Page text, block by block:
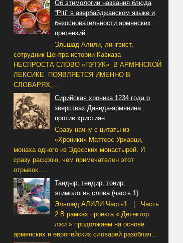
Об этимологии названия блюда
“Piti” в азербайджанском языке и
безосновательности армянских
претензий
Эльшад Алили, лингвист,
сотрудник Центра истории Кавказа
НЕСПРОСТА СЛОВО «ПУТУК» В АРМЯНСКОЙ
ЛЕКСИКЕ ПОЯВЛЯЕТСЯ ИМЕННО В
СЛОВАРЯХ,...
Сирийская хроника 1234 года о
зверствах Давида-армянина
против христиан
Сразу начну с цитаты из
«Хроники» Маттеос Урхаеци,
монаха одного из Эдесских монастырей. И
сразу раскрою, чем примечателен этот
отрывок....
Тандыр, тендир, тонир:
этимология слова (часть 1)
Эльшад АЛИЛИ Часть1 | Часть
2 В рамках проекта « Детектор
лжи » продолжаем на основе
армянских и европейских словарей разоблач...